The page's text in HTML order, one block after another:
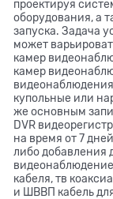
проектируя
оборудования, а
запуска. Задача
может
камер
камер
купольные или
же основным
DVR
на время от 7
либо добавления
кабеля, тв
и ШВВП кабель